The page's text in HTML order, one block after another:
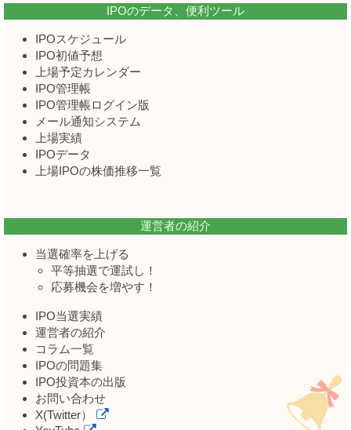
IPOのデータ、便利ツール
IPOスケジュール
IPO初値予想
上場予定カレンダー
IPO管理帳
IPO管理帳ログイン版
メール通知システム
上場実績
IPOデータ
上場IPOの株価推移一覧
運営者の紹介
当選確率を上げる
平等抽選で運試し！
応募機会を増やす！
IPO当選実績
運営者の紹介
コラム一覧
IPOの問題集
IPO投資本の出版
お問い合わせ
X(Twitter）